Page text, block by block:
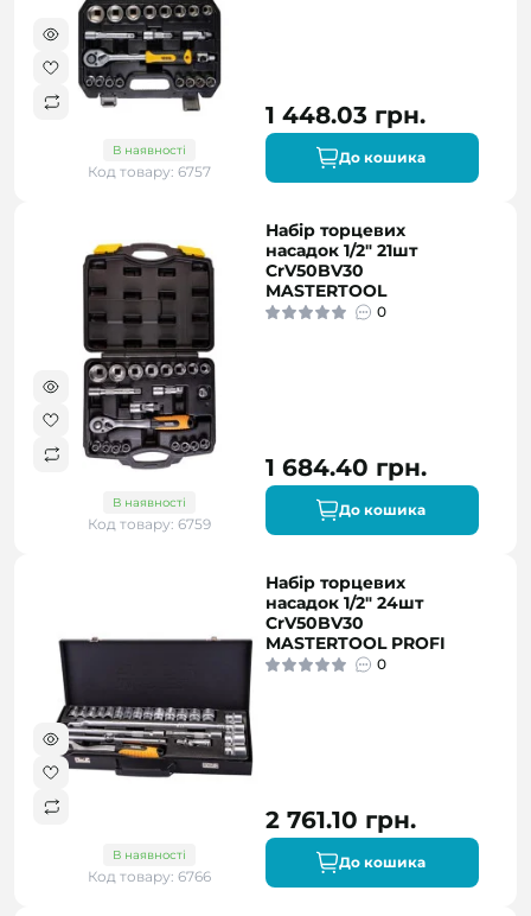
В наявності
Код товару: 6757
1 448.03 грн.
До кошика
В наявності
Код товару: 6759
Набір торцевих
насадок 1/2" 21шт
CrV50BV30
MASTERTOOL
0
1 684.40 грн.
До кошика
В наявності
Код товару: 6766
Набір торцевих
насадок 1/2" 24шт
CrV50BV30
MASTERTOOL PROFI
0
2 761.10 грн.
До кошика